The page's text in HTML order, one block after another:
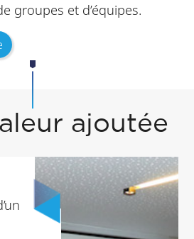
groupes et d’équipes.
ajoutée